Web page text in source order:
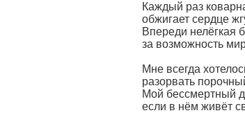
Каждый раз
обжигает сердце
Впереди нелёгкая
за возможность
Мне всегда
разорвать
Мой бессмертный
если в нём живёт